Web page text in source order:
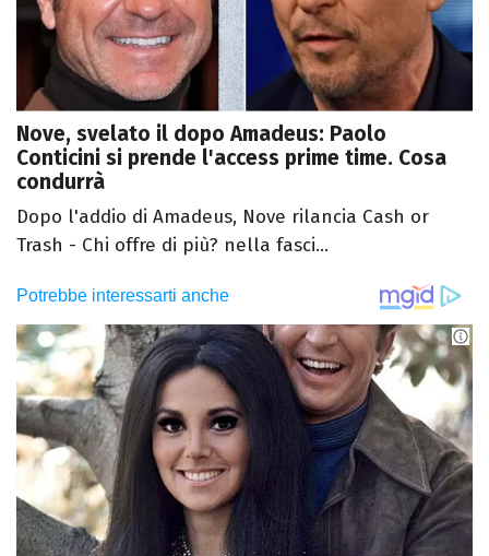
Nove, svelato il dopo Amadeus: Paolo
Conticini si prende l'access prime time. Cosa
condurrà
Dopo l'addio di Amadeus, Nove rilancia Cash or
Trash - Chi offre di più? nella fasci...